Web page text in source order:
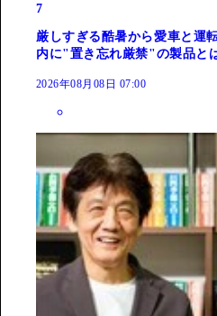
7
厳しすぎる酷暑から愛車と
内に"置き忘れ厳禁"の製品と
2026年08月08日 07:00